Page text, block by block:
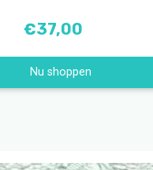
€37,00
Nu shoppen